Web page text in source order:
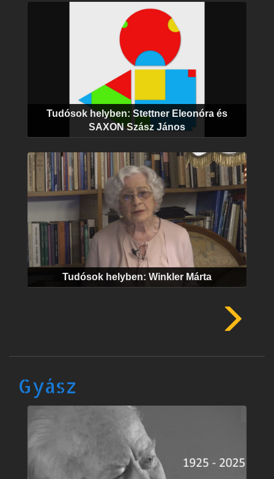
Tudósok helyben: Stettner Eleonóra és
SAXON Szász János
Tudósok helyben: Winkler Márta
Gyász